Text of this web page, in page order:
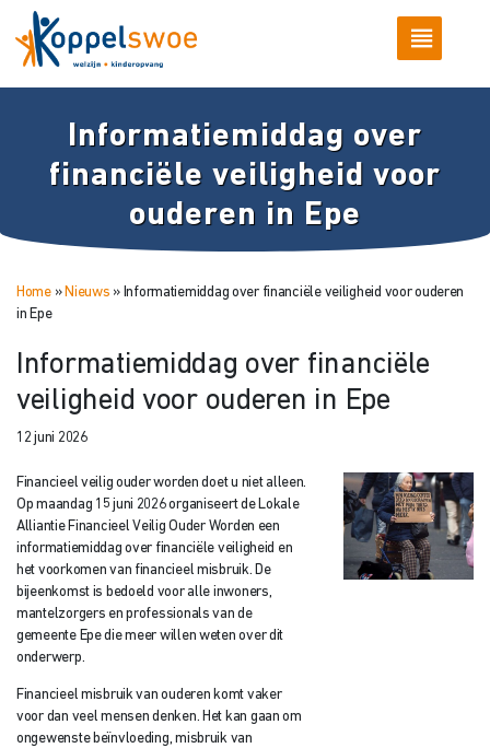
Informatiemiddag over
financiële veiligheid voor
ouderen in Epe
Home» Nieuws » Informatiemiddag over financiële veiligheid voor ouderen
in Epe
Informatiemiddag over financiële
veiligheid voor ouderen in Epe
12 juni 2026
Financieel veilig ouder worden doet u niet alleen.
Op maandag 15 juni 2026 organiseert de Lokale
Alliantie Financieel Veilig Ouder Worden een
informatiemiddag over financiële veiligheid en
het voorkomen van financieel misbruik. De
bijeenkomst is bedoeld voor alle inwoners,
mantelzorgers en professionals van de
gemeente Epe die meer willen weten over dit
onderwerp.
Financieel misbruik van ouderen komt vaker
voor dan veel mensen denken. Het kan gaan om
ongewenste beïnvloeding, misbruik van